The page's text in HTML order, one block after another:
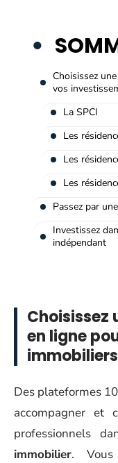
Choisissez
vos
La SPCI
Les
Les
Les
Passez par
Investissez
indépendant
Choisissez
en ligne
immobiliers
Des plateformes
accompagner et
professionnels
immobilier.